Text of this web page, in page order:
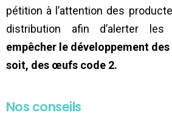
pétition à l’attention des
distribution afin d’alerter les
empêcher le développement
soit, des œufs code 2.
Nos conseils